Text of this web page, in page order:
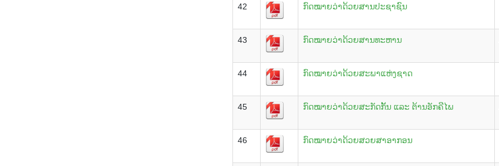
42 ກົດໝາຍວ່າດ້ວຍສານປະຊາຊົນ
43 ກົດໝາຍວ່າດ້ວຍສານທະຫານ
44 ກົດໝາຍວ່າດ້ວຍສະພາແຫ່ງຊາດ
45 ກົດໝາຍວ່າດ້ວຍສະກັດກັ້ນ ແລະ ຕ້ານອັກຄີໄພ
46 ກົດໝາຍວ່າດ້ວຍສວຍສາອາກອນ